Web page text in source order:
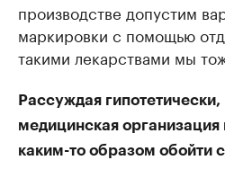
производстве допустим
маркировки с помощью
такими лекарствами мы
Рассуждая
медицинская организация
каким-то образом обойти